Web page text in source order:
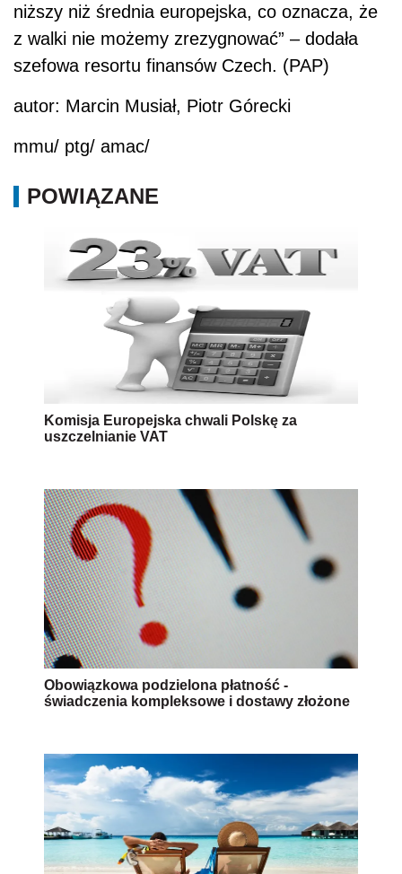
niższy niż średnia europejska, co oznacza, że
z walki nie możemy zrezygnować” – dodała
szefowa resortu finansów Czech. (PAP)
autor: Marcin Musiał, Piotr Górecki
mmu/ ptg/ amac/
POWIĄZANE
Komisja Europejska chwali Polskę za
uszczelnianie VAT
Obowiązkowa podzielona płatność -
świadczenia kompleksowe i dostawy złożone